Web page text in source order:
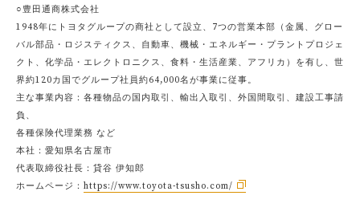
○豊田通商株式会社
1948年にトヨタグループの商社として設立、7つの営業本部（金属、グロー
バル部品・ロジスティクス、自動車、機械・エネルギー・プラントプロジェ
クト、化学品・エレクトロニクス、食料・生活産業、アフリカ）を有し、世
界約120カ国でグループ社員約64,000名が事業に従事。
主な事業内容：各種物品の国内取引、輸出入取引、外国間取引、建設工事請
負、
各種保険代理業務 など
本社：愛知県名古屋市
代表取締役社長：貸谷 伊知郎
ホームページ： https://www.toyota-tsusho.com/